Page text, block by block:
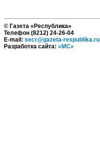
© Газета «Республика»
Телефон (8212) 24-26-04
E-mail: secr@gazeta-respublika.ru
Разработка сайта: «МС»